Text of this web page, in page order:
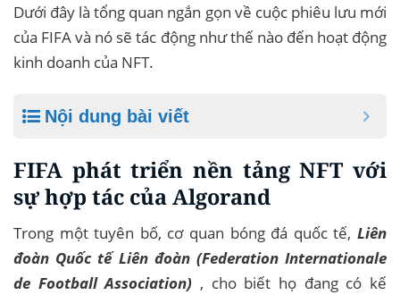
Dưới đây là tổng quan ngắn gọn về cuộc phiêu lưu mới
của FIFA và nó sẽ tác động như thế nào đến hoạt động
kinh doanh của NFT.
Nội dung bài viết
FIFA phát triển nền tảng NFT với
sự hợp tác của Algorand
Trong một tuyên bố, cơ quan bóng đá quốc tế, Liên
đoàn Quốc tế Liên đoàn (Federation Internationale
de Football Association) , cho biết họ đang có kế